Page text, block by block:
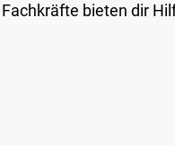
bieten dir